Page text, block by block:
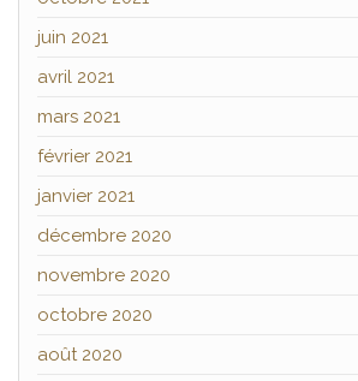
juin 2021
avril 2021
mars 2021
février 2021
janvier 2021
décembre 2020
novembre 2020
octobre 2020
août 2020